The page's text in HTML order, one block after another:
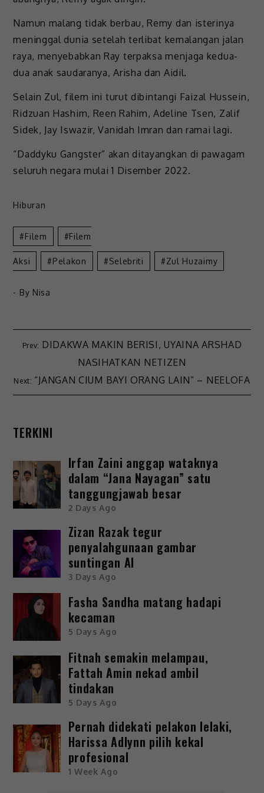
Namun malang tidak berbau, Remy dan isterinya
meninggal dunia setelah terlibat kemalangan jalan
raya, menyebabkan Ray terpaksa menjaga kedua-
dua anak saudaranya, Arisha dan Aidil.
Selain Zul, filem ini turut dibintangi Faizal Hussein,
Ridzuan Hashim, Reen Rahim, Adeline Tsen, Zalif
Sidek, Jay Iswazir, Vanidah Imran dan ramai lagi.
“Daddyku Gangster” akan ditayangkan di pawagam
seluruh negara mulai 1 Disember 2022.
Hiburan
Filem Filem
Aksi Pelakon Selebriti Zul Huzaimy
- By Nisa
DIDAKWA MAKIN BERISI, UYAINA ARSHAD
NASIHATKAN NETIZEN
“JANGAN CIUM BAYI ORANG LAIN” – NEELOFA
TERKINI
Irfan Zaini anggap wataknya
dalam “Jana Nayagan” satu
tanggungjawab besar
2 Days Ago
Zizan Razak tegur
penyalahgunaan gambar
suntingan AI
3 Days Ago
Fasha Sandha matang hadapi
kecaman
5 Days Ago
Fitnah semakin melampau,
Fattah Amin nekad ambil
tindakan
5 Days Ago
Pernah didekati pelakon lelaki,
Harissa Adlynn pilih kekal
profesional
1 Week Ago